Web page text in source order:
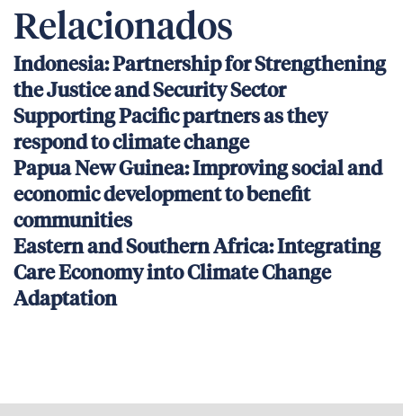
Relacionados
Indonesia: Partnership for Strengthening
the Justice and Security Sector
Supporting Pacific partners as they
respond to climate change
Papua New Guinea: Improving social and
economic development to benefit
communities
Eastern and Southern Africa: Integrating
Care Economy into Climate Change
Adaptation